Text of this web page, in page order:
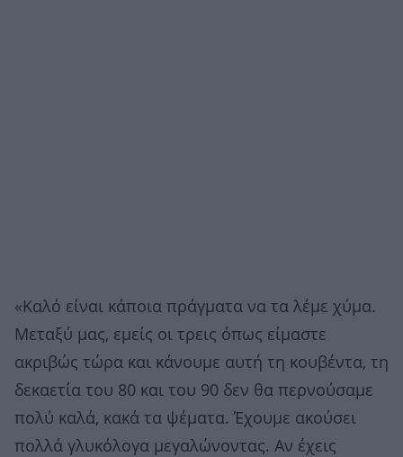
«Καλό είναι κάποια πράγματα να τα λέμε χύμα.
Μεταξύ μας, εμείς οι τρεις όπως είμαστε
ακριβώς τώρα και κάνουμε αυτή τη κουβέντα, τη
δεκαετία του 80 και του 90 δεν θα περνούσαμε
πολύ καλά, κακά τα ψέματα. Έχουμε ακούσει
πολλά γλυκόλογα μεγαλώνοντας. Αν έχεις